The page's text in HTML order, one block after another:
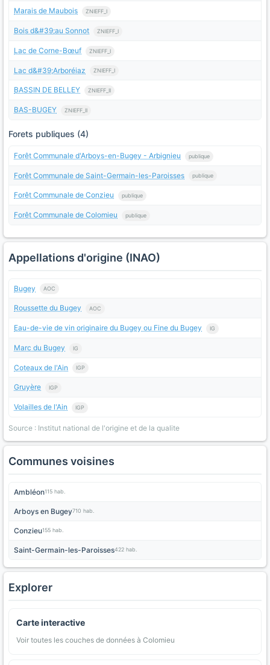
Marais de Maubois ZNIEFF_I
Bois d&#39;au Sonnot ZNIEFF_I
Lac de Corne-Bœuf ZNIEFF_I
Lac d&#39;Arboréiaz ZNIEFF_I
BASSIN DE BELLEY ZNIEFF_II
BAS-BUGEY ZNIEFF_II
Forets publiques (4)
Forêt Communale d'Arboys-en-Bugey - Arbignieu publique
Forêt Communale de Saint-Germain-les-Paroisses publique
Forêt Communale de Conzieu publique
Forêt Communale de Colomieu publique
Appellations d'origine (INAO)
Bugey AOC
Roussette du Bugey AOC
Eau-de-vie de vin originaire du Bugey ou Fine du Bugey IG
Marc du Bugey IG
Coteaux de l'Ain IGP
Gruyère IGP
Volailles de l'Ain IGP
Source : Institut national de l'origine et de la qualite
Communes voisines
Ambléon115 hab.
Arboys en Bugey710 hab.
Conzieu155 hab.
Saint-Germain-les-Paroisses422 hab.
Explorer
Carte interactive
Voir toutes les couches de données à Colomieu